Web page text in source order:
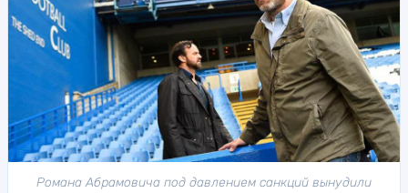
Романа Абрамовича под давлением санкций вынудили